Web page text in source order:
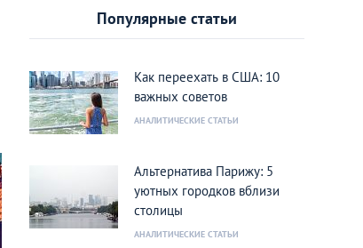
Популярные статьи
Как переехать в США: 10
важных советов
АНАЛИТИЧЕСКИЕ СТАТЬИ
Альтернатива Парижу: 5
уютных городков вблизи
столицы
АНАЛИТИЧЕСКИЕ СТАТЬИ